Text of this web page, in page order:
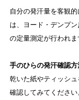
自分の発汗量を客観
は、ヨード・デンプ
の定量測定が行われま
手のひらの発汗確認方
乾いた紙やティッシ
確認してみてくださ